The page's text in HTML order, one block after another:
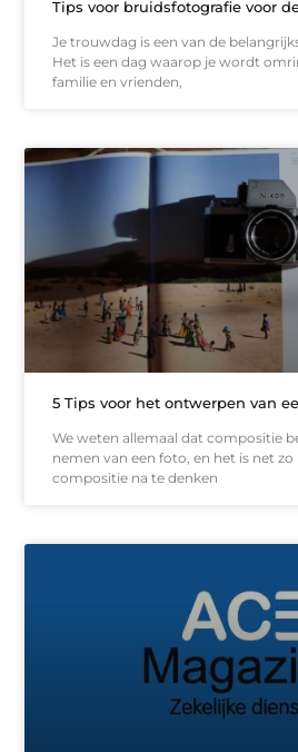
Tips voor bruidsfotografie voor
Je trouwdag is een van de
Het is een dag waarop je wordt
familie en vrienden,
5 Tips voor het ontwerpen van
We weten allemaal dat compositie
nemen van een foto, en het is net
compositie na te denken